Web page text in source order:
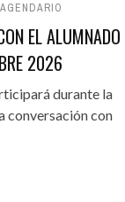
EL ALUMNADO
2026
durante la
conversación con